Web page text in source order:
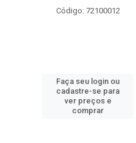
Código: 72100012
Faça seu login ou
cadastre-se para
ver preços e
comprar